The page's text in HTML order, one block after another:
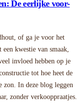
De eerlijke voor-
of ga je voor het
kwestie van smaak,
invloed hebben op je
tot hoe heet de
zon. In deze blog leggen
zonder verkooppraatjes.